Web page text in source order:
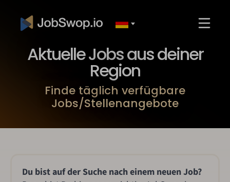
Aktuelle Jobs aus deiner
Region
Finde täglich verfügbare
Jobs/Stellenangebote
Du bist auf der Suche nach einem neuen Job?